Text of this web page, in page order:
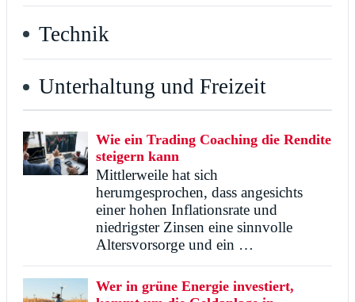
Technik
Unterhaltung und Freizeit
Wie ein Trading Coaching die Rendite
steigern kann
Mittlerweile hat sich
herumgesprochen, dass angesichts
einer hohen Inflationsrate und
niedrigster Zinsen eine sinnvolle
Altersvorsorge und ein …
Wer in grüne Energie investiert,